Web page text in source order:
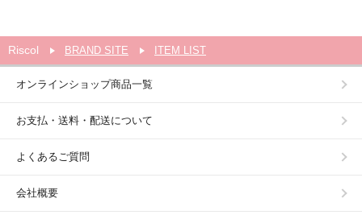
Riscol BRAND SITE ITEM LIST
オンラインショップ商品一覧
お支払・送料・配送について
よくあるご質問
会社概要